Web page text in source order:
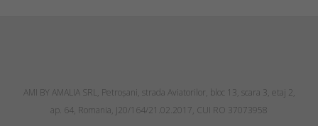
AMI BY AMALIA SRL, Petroşani, strada Aviatorilor, bloc 13, scara 3, etaj 2,
ap. 64, Romania, J20/164/21.02.2017, CUI RO 37073958